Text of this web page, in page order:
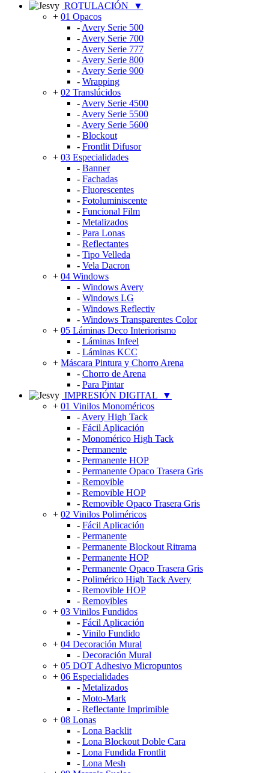
ROTULACIÓN
▼
+ 01 Opacos
- Avery Serie 500
- Avery Serie 700
- Avery Serie 777
- Avery Serie 800
- Avery Serie 900
- Wrapping
+ 02 Translúcidos
- Avery Serie 4500
- Avery Serie 5500
- Avery Serie 5600
- Blockout
- Frontlit Difusor
+ 03 Especialidades
- Banner
- Fachadas
- Fluorescentes
- Fotoluminiscente
- Funcional Film
- Metalizados
- Para Lonas
- Reflectantes
- Tipo Velleda
- Vela Dacron
+ 04 Windows
- Windows Avery
- Windows LG
- Windows Reflectiv
- Windows Transparentes Color
+ 05 Láminas Deco Interiorismo
- Láminas Infeel
- Láminas KCC
+ Máscara Pintura y Chorro Arena
- Chorro de Arena
- Para Pintar
IMPRESIÓN DIGITAL
▼
+ 01 Vinilos Monoméricos
- Avery High Tack
- Fácil Aplicación
- Monomérico High Tack
- Permanente
- Permanente HOP
- Permanente Opaco Trasera Gris
- Removible
- Removible HOP
- Removible Opaco Trasera Gris
+ 02 Vinilos Poliméricos
- Fácil Aplicación
- Permanente
- Permanente Blockout Ritrama
- Permanente HOP
- Permanente Opaco Trasera Gris
- Polimérico High Tack Avery
- Removible HOP
- Removibles
+ 03 Vinilos Fundidos
- Fácil Aplicación
- Vinilo Fundido
+ 04 Decoración Mural
- Decoración Mural
+ 05 DOT Adhesivo Micropuntos
+ 06 Especialidades
- Metalizados
- Moto-Mark
- Reflectante Imprimible
+ 08 Lonas
- Lona Backlit
- Lona Blockout Doble Cara
- Lona Fundida Frontlit
- Lona Mesh